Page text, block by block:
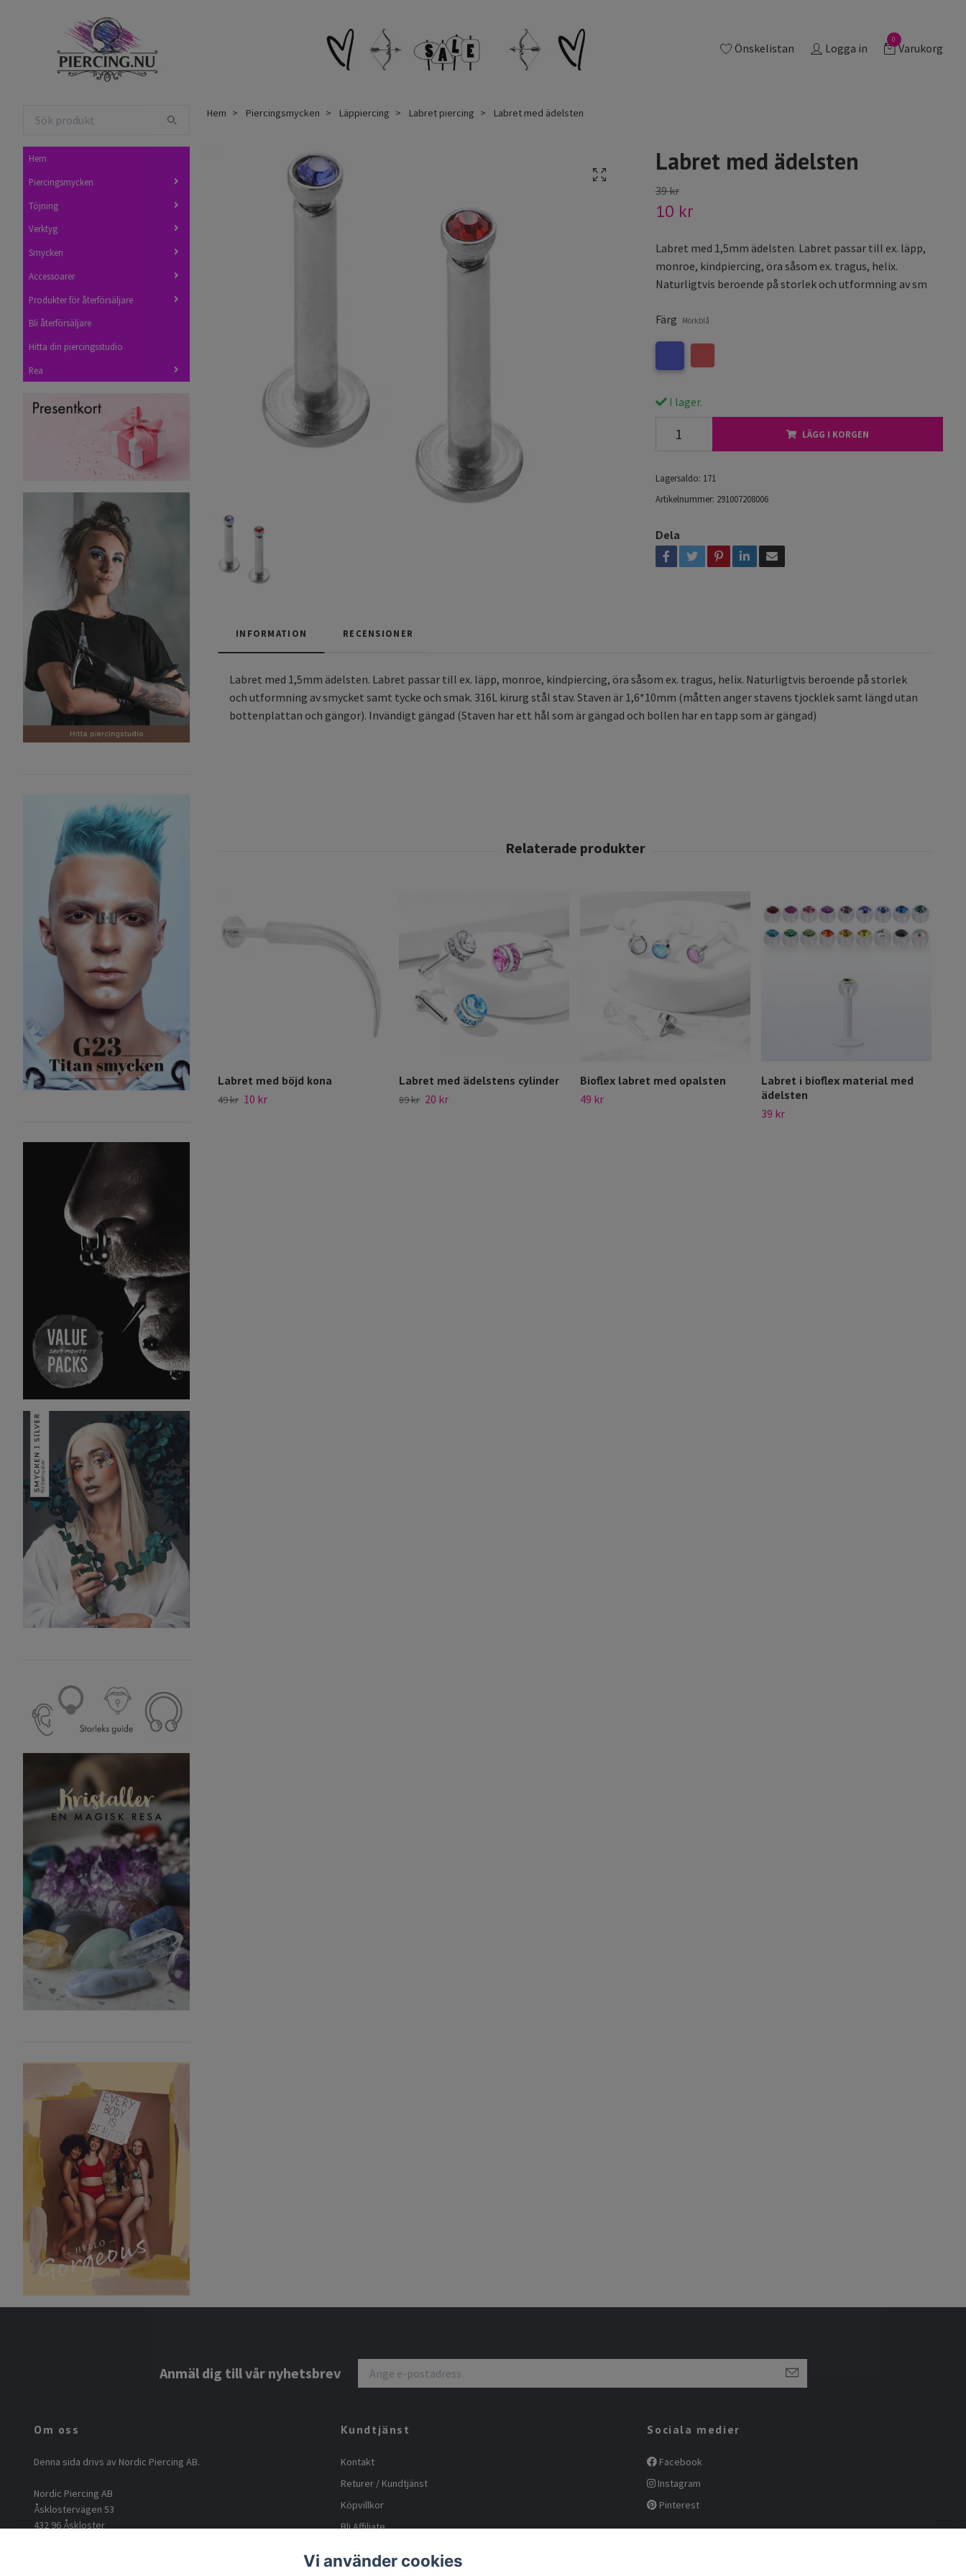
Önskelistan Logga in
0
Varukorg
Hem
Piercingsmycken
Töjning
Verktyg
Smycken
Accessoarer
Produkter för återförsäljare
Bli återförsäljare
Hitta din piercingsstudio
Rea
Hem Piercingsmycken Läppiercing Labret piercing Labret med ädelsten
Labret med ädelsten
39 kr
10 kr
Labret med 1,5mm ädelsten. Labret passar till ex. läpp,
monroe, kindpiercing, öra såsom ex. tragus, helix.
Naturligtvis beroende på storlek och utformning av sm
Färg Mörkblå
I lager.
LÄGG I KORGEN
Lagersaldo: 171
Artikelnummer: 291007208006
Dela
INFORMATION RECENSIONER
Labret med 1,5mm ädelsten. Labret passar till ex. läpp, monroe, kindpiercing, öra såsom ex. tragus, helix. Naturligtvis beroende på storlek
och utformning av smycket samt tycke och smak. 316L kirurg stål stav. Staven är 1,6*10mm (måtten anger stavens tjocklek samt längd utan
bottenplattan och gängor). Invändigt gängad (Staven har ett hål som är gängad och bollen har en tapp som är gängad)
Labret med böjd kona
49 kr 10 kr
Labret med ädelstens cylinder
89 kr 20 kr
Bioflex labret med opalsten
49 kr
Labret i bioflex material med
ädelsten
39 kr
Anmäl dig till vår nyhetsbrev
Om oss
Denna sida drivs av Nordic Piercing AB.
Nordic Piercing AB
Åsklostervägen 53
432 96 Åskloster
Kundtjänst
Kontakt
Returer / Kundtjänst
Köpvillkor
Bli Affiliate
Body positive
Sociala medier
Facebook
Instagram
Pinterest
Vi använder cookies